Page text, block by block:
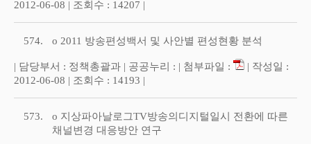
2012-06-08 | 조회수 : 14207 |
574. o 2011 방송편성백서 및 사안별 편성현황 분석
| 담당부서 : 정책총괄과 | 공공누리 : | 첨부파일 :
| 작성일 :
2012-06-08 | 조회수 : 14193 |
573.
o 지상파아날로그TV방송의디지털일시 전환에 따른
채널변경 대응방안 연구